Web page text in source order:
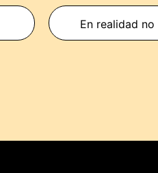
En realidad no